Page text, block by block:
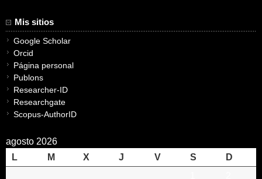
Mis sitios
Google Scholar
Orcid
Página personal
Publons
Researcher-ID
Researchgate
Scopus-AuthorID
agosto 2026
L
M X J V S
D